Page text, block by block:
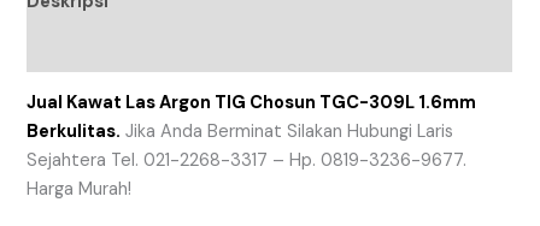
Jual Kawat Las Argon TIG Chosun TGC-309L 1.6mm
Berkulitas. Jika Anda Berminat Silakan Hubungi Laris
Sejahtera Tel. 021-2268-3317 – Hp. 0819-3236-9677.
Harga Murah!